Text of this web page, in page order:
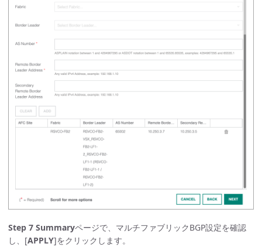
Step 7 Summaryページで、マルチファブリックBGP設定を確認
し、[APPLY]をクリックします。